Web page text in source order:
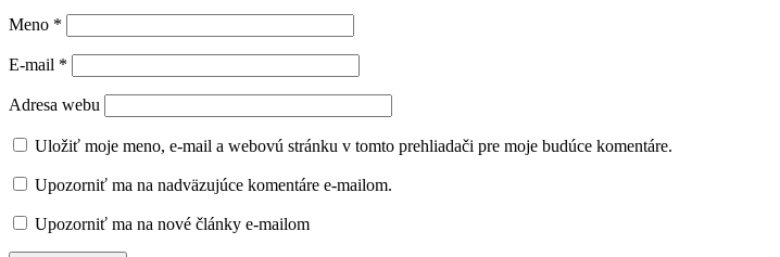
Meno *
E-mail *
Adresa webu
Uložiť moje meno, e-mail a webovú stránku v tomto prehliadači pre moje budúce komentáre.
Upozorniť ma na nadväzujúce komentáre e-mailom.
Upozorniť ma na nové články e-mailom